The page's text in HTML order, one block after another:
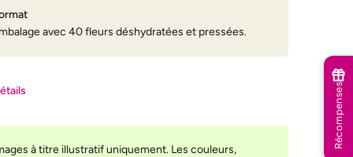
avec 40 fleurs déshydratées et pressées.
à titre illustratif uniquement. Les couleurs,
Récompenses